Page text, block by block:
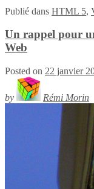
Publié dans HTML 5,
Un rappel pour
Web
Posted on 22 janvier
by Rémi Morin